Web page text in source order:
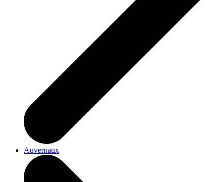
Auvernaux